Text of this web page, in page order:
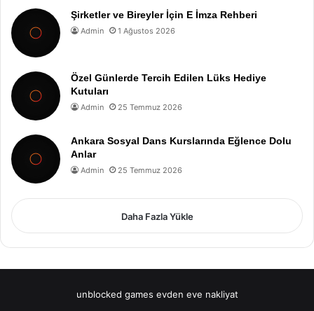
Şirketler ve Bireyler İçin E İmza Rehberi
Admin 1 Ağustos 2026
Özel Günlerde Tercih Edilen Lüks Hediye
Kutuları
Admin 25 Temmuz 2026
Ankara Sosyal Dans Kurslarında Eğlence Dolu
Anlar
Admin 25 Temmuz 2026
Daha Fazla Yükle
unblocked games evden eve nakliyat